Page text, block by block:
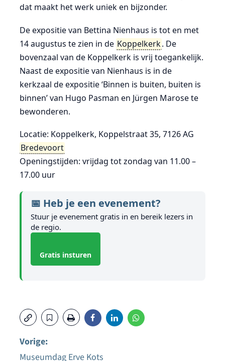
dat maakt het werk uniek en bijzonder.
De expositie van Bettina Nienhaus is tot en met
14 augustus te zien in de Koppelkerk. De
bovenzaal van de Koppelkerk is vrij toegankelijk.
Naast de expositie van Nienhaus is in de
kerkzaal de expositie ‘Binnen is buiten, buiten is
binnen’ van Hugo Pasman en Jürgen Marose te
bewonderen.
Locatie: Koppelkerk, Koppelstraat 35, 7126 AG
Bredevoort
Openingstijden: vrijdag tot zondag van 11.00 –
17.00 uur
📅 Heb je een evenement?
Stuur je evenement gratis in en bereik lezers in
de regio.
Gratis insturen
Vorige:
Museumdag Erve Kots